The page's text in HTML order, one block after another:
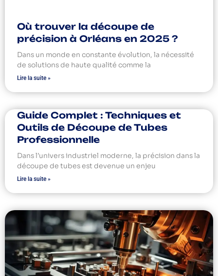
Où trouver la découpe de
précision à Orléans en 2025 ?
Dans un monde en constante évolution, la nécessité
de solutions de haute qualité comme la
Lire la suite »
Guide Complet : Techniques et
Outils de Découpe de Tubes
Professionnelle
Dans l’univers industriel moderne, la précision dans la
découpe de tubes est devenue un enjeu
Lire la suite »